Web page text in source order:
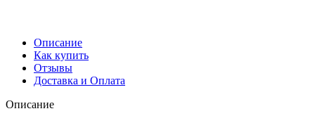
Описание
Как купить
Отзывы
Доставка и Оплата
Описание